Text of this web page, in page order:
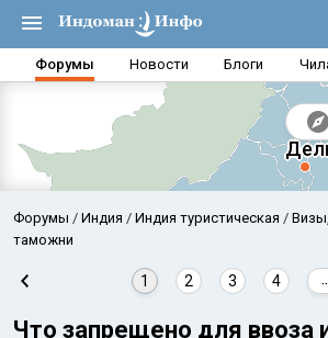
Форумы Новости Блоги
Форумы Индия Индия туристическая
таможни
1 2 3 4
Что запрещено для ввоза